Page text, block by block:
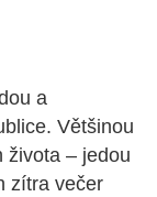
a
Většinou
života – jedou
zítra večer